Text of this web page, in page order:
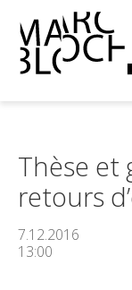
Thèse et
retours
7.12.2016
13:00